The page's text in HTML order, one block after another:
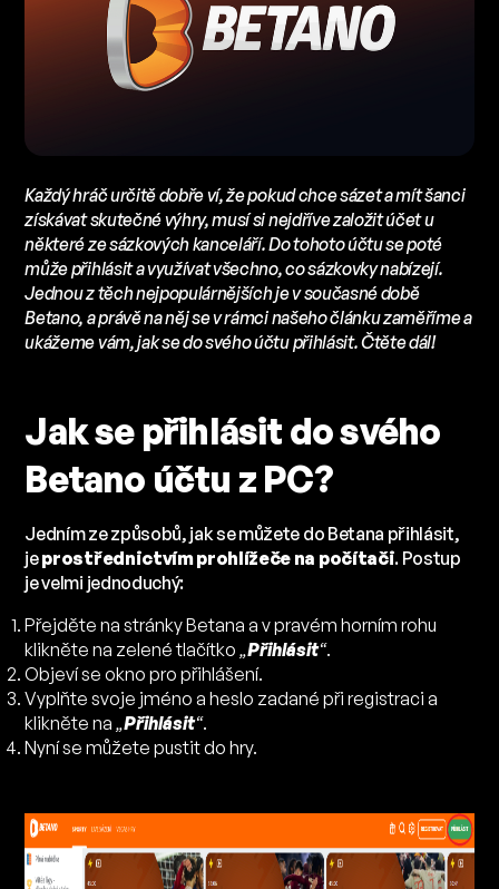
Každý hráč určitě dobře ví, že pokud chce sázet a mít šanci
získávat skutečné výhry, musí si nejdříve založit účet u
některé ze sázkových kanceláří. Do tohoto účtu se poté
může přihlásit a využívat všechno, co sázkovky nabízejí.
Jednou z těch nejpopulárnějších je v současné době
Betano, a právě na něj se v rámci našeho článku zaměříme a
ukážeme vám, jak se do svého účtu přihlásit. Čtěte dál!
Jak se přihlásit do svého
Betano účtu z PC?
Jedním ze způsobů, jak se můžete do Betana přihlásit,
jeprostřednictvím prohlížeče na počítači. Postup
je velmi jednoduchý:
Přejděte na stránky Betana a v pravém horním rohu
klikněte na zelené tlačítko„Přihlásit“.
Objeví se okno pro přihlášení.
Vyplňte svoje jméno a heslo zadané při registraci a
klikněte na„Přihlásit“.
Nyní se můžete pustit do hry.